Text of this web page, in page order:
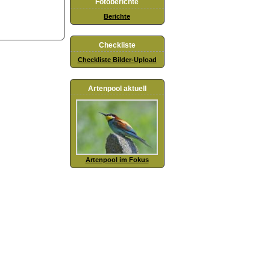
Fotoberichte
Berichte
Checkliste
Checkliste Bilder-Upload
Artenpool aktuell
Artenpool im Fokus